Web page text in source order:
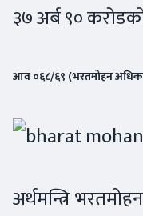
३७ अर्ब ९०
आव ०६८/६९ (भरतमोहन
अर्थमन्त्रि